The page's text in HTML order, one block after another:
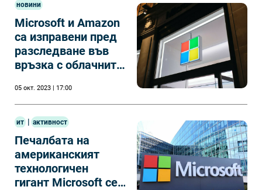
новини
Microsoft и Amazon
са изправени пред
разследване във
връзка с облачните
05 окт. 2023 | 17:00
ит | активност
Печалбата на
американският
технологичен
гигант Microsoft се